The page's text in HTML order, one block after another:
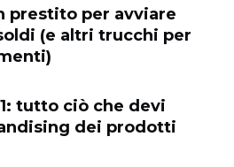
prestito per avviare
(e altri trucchi per
tutto ciò che devi
dei prodotti